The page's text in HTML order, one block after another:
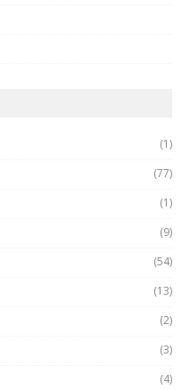
(1)
(77)
(1)
(9)
(54)
(13)
(2)
(3)
(4)